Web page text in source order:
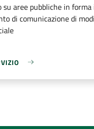
su aree pubbliche in
di comunicazione di